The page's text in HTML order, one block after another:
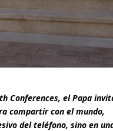
Conferences, el Papa
compartir con el mundo,
del teléfono, sino en